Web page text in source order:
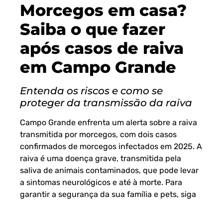
Morcegos em casa?
Saiba o que fazer
após casos de raiva
em Campo Grande
Entenda os riscos e como se
proteger da transmissão da raiva
Campo Grande enfrenta um alerta sobre a raiva
transmitida por morcegos, com dois casos
confirmados de morcegos infectados em 2025. A
raiva é uma doença grave, transmitida pela
saliva de animais contaminados, que pode levar
a sintomas neurológicos e até à morte. Para
garantir a segurança da sua família e pets, siga